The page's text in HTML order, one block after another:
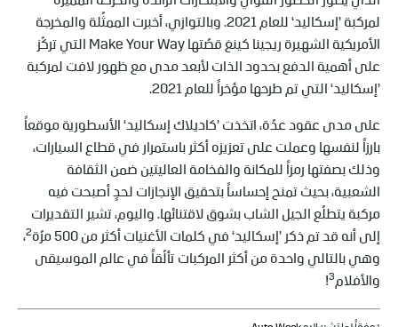
لمركبة ’إسكاليد‘ للعام 2021. وبالتوازي، أخبرت الممثّلة والمخرجة
الأمريكية الشهيرة ريجينا كينغ قصّتها Make Your Way التي تركّز
على أهمية الدفع بحدود الذات لأبعد مدى مع ظهور لافت لمركبة
’إسكاليد‘ التي تم طرحها مؤخراً للعام 2021.
على مدى عقود عدّة، اتخذت ’كاديلاك إسكاليد‘ الأسطورية موقعاً
بارزاً لنفسها وعملت على تعزيزه أكثر باستمرار في قطاع السيارات،
وذلك بصفتها رمزاً للمكانة والفخامة العاليتين ضمن الثقافة
الشعبية، بحيث تمنح إحساساً بتحقيق الإنجازات لحدٍ أصبحت فيه
مركبة يتطلّع الجيل الشاب بشوق لاقتنائها. واليوم، تشير التقديرات
إلى أنه قد تم ذكر ’إسكاليد‘ في كلمات الأغنيات أكثر من 500 مرّة
2،
وهي بالتالي واحدة من أكثر المركبات تألّقاً في عالم الموسيقى
والأفلام3
!
1